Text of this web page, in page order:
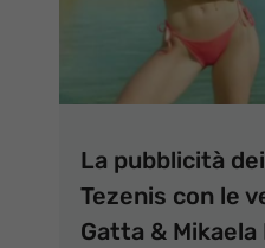
La pubblicità
Tezenis con le
Gatta & Mikaela